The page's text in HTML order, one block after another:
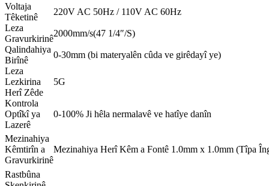
Voltaja
Têketinê
220V AC 50Hz / 110V AC 60Hz
Leza
Gravurkirinê
2000mm/s(47 1/4″/S)
Qalindahiya
Birînê
0-30mm (bi materyalên cûda ve girêdayî ye)
Leza
Lezkirina
Herî Zêde
5G
Kontrola
Optîkî ya
Lazerê
0-100% Ji hêla nermalavê ve hatîye danîn
Mezinahiya
Kêmtirîn a
Gravurkirinê
Mezinahiya Herî Kêm a Fontê 1.0mm x 1.0mm (Tîpa
Rastbûna